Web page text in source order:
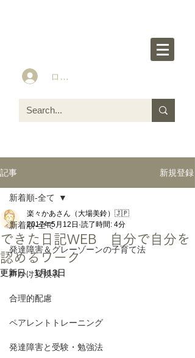
ログイン
記事 新規登録
新着順-全て
発達障害＆グレーゾーンの子育て法
声かけ変換表
合理的配慮
ペアレントトレーニング
発達障害と受験・勉強法
新着順-全て
できた日記WEB 自分で自分を
認めるワーク
楽々かあさん（大場美鈴）🇯🇵
2017年5月12日 読了時間: 4分
更新日：1月13日